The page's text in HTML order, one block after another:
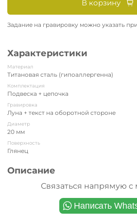
Задание на гравировку можно указать
В корзину
Характеристики
Материал
Титановая сталь (гипоаллергенна)
Комплектация
Подвеска + цепочка
Гравировка
Луна + текст на оборотной стороне
Диаметр
20 мм
Поверхность
Глянец
Описание
Связаться напрямую с